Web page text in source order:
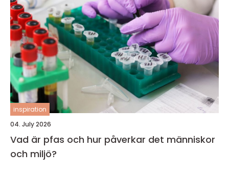
inspiration
04. July 2026
Vad är pfas och hur påverkar det människor
och miljö?